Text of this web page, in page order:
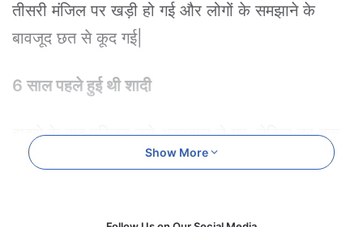
तीसरी मंजिल पर खड़ी हो गई और लोगों के समझाने के
बावजूद छत से कूद गई|
6 साल पहले हुई थी शादी
हादसे के बाद परिजन उसे अस्पताल ले गए, लेकिन तब तक
उनकी मौत हो चुकी थी. पुलिस ने शव को पोस्टमॉर्टम के लिए
Show More